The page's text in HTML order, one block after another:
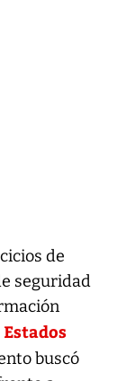
de
seguridad
buscó